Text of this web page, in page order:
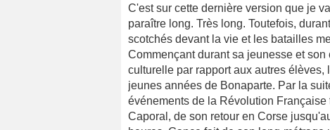
C'est sur cette dernière version que je
paraître long. Très long. Toutefois,
scotchés devant la vie et les batailles
Commençant durant sa jeunesse et
culturelle par rapport aux autres
jeunes années de Bonaparte. Par la
événements de la Révolution
Caporal, de son retour en Corse